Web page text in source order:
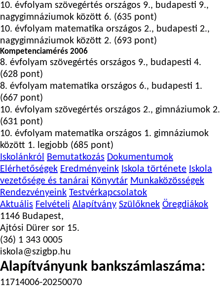
10. évfolyam szövegértés országos 9., budapesti 9.,
nagygimnáziumok között 6. (635 pont)
10. évfolyam matematika országos 2., budapesti 2.,
nagygimnáziumok között 2. (693 pont)
Kompetenciamérés 2006
8. évfolyam szövegértés országos 9., budapesti 4.
(628 pont)
8. évfolyam matematika országos 6., budapesti 1.
(667 pont)
10. évfolyam szövegértés országos 2., gimnáziumok 2.
(631 pont)
10. évfolyam matematika országos 1. gimnáziumok
között 1. legjobb (685 pont)
Iskolánkról Bemutatkozás Dokumentumok
Elérhetőségek Eredményeink Iskola története Iskola
vezetősége és tanárai Könyvtár Munkaközösségek
Rendezvényeink Testvérkapcsolatok
Aktuális Felvételi Alapítvány Szülőknek Öregdiákok
1146 Budapest,
Ajtósi Dürer sor 15.
(36) 1 343 0005
iskola@szigbp.hu
Alapítványunk bankszámlaszáma:
11714006-20250070